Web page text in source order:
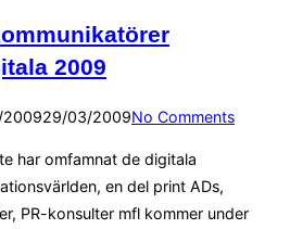
2009
200929/03/2009No Comments
har omfamnat de digitala
en del print ADs,
PR-konsulter mfl kommer under